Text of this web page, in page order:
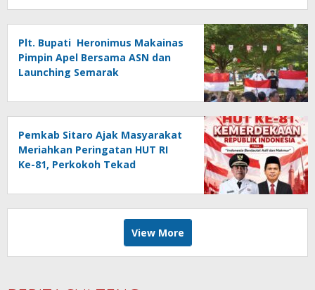
Plt. Bupati Heronimus Makainas
Pimpin Apel Bersama ASN dan
Launching Semarak
Pemkab Sitaro Ajak Masyarakat
Meriahkan Peringatan HUT RI
Ke-81, Perkokoh Tekad
View More